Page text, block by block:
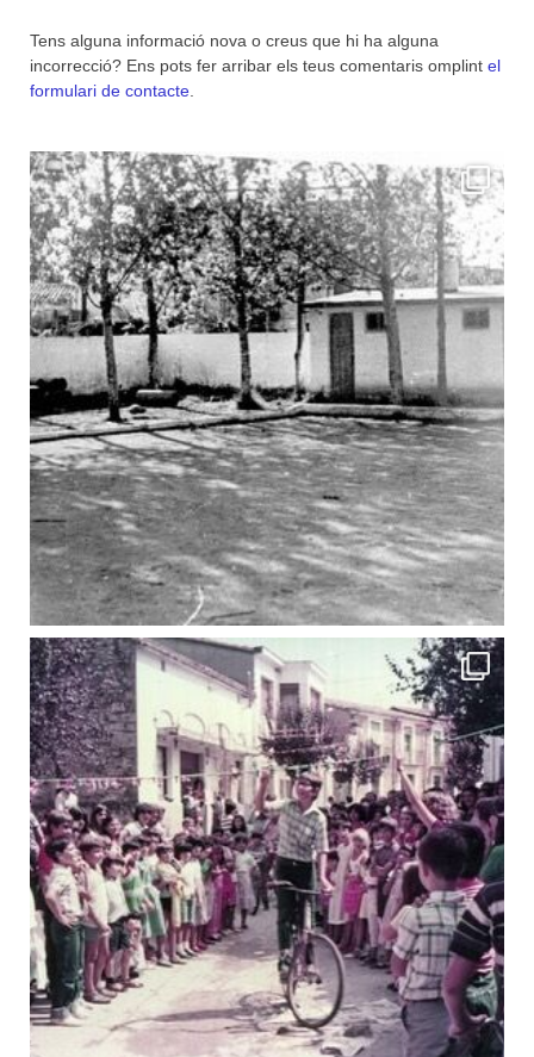
Tens alguna informació nova o creus que hi ha alguna
incorrecció? Ens pots fer arribar els teus comentaris omplint el
formulari de contacte.